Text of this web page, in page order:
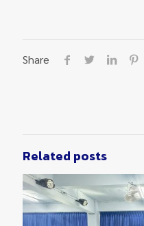
Share
Related posts